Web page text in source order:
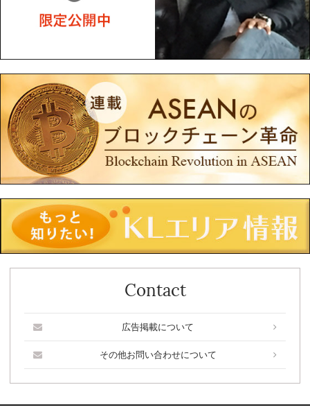
Contact
広告掲載について
その他お問い合わせについて